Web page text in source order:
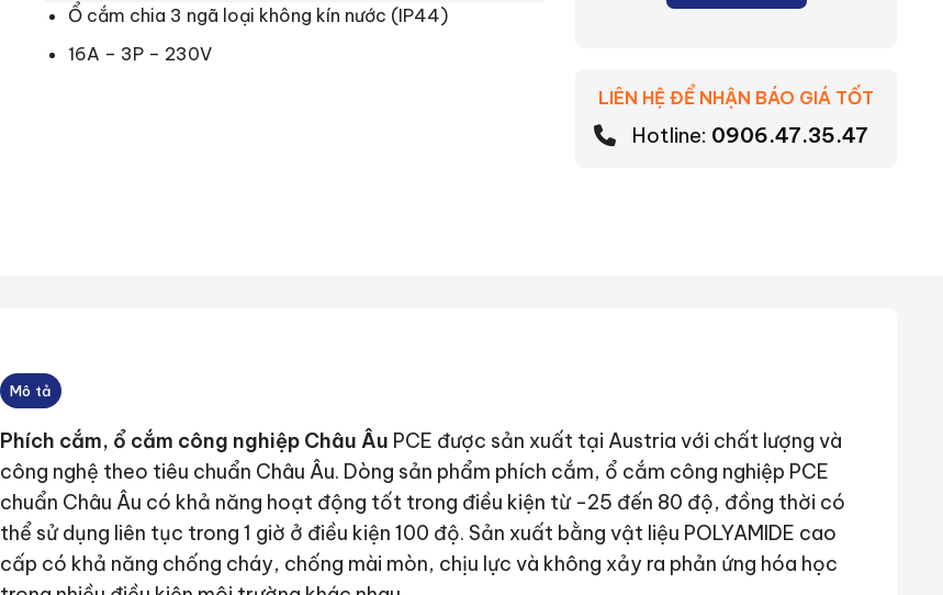
Ổ cắm chia 3 ngã loại không kín nước (IP44)
16A – 3P – 230V
LIÊN HỆ ĐỂ NHẬN BÁO GIÁ TỐT
Hotline: 0906.47.35.47
Mô tả
Phích cắm, ổ cắm công nghiệp Châu Âu PCE được sản xuất tại Austria với chất lượng và
công nghệ theo tiêu chuẩn Châu Âu. Dòng sản phẩm phích cắm, ổ cắm công nghiệp PCE
chuẩn Châu Âu có khả năng hoạt động tốt trong điều kiện từ -25 đến 80 độ, đồng thời có
thể sử dụng liên tục trong 1 giờ ở điều kiện 100 độ. Sản xuất bằng vật liệu POLYAMIDE cao
cấp có khả năng chống cháy, chống mài mòn, chịu lực và không xảy ra phản ứng hóa học